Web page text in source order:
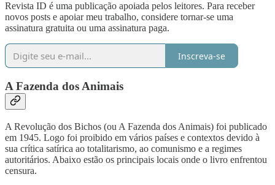
Revista ID é uma publicação apoiada pelos leitores. Para receber
novos posts e apoiar meu trabalho, considere tornar-se uma
assinatura gratuita ou uma assinatura paga.
Inscreva-se
A Fazenda dos Animais
A Revolução dos Bichos (ou A Fazenda dos Animais) foi publicado
em 1945. Logo foi proibido em vários países e contextos devido à
sua crítica satírica ao totalitarismo, ao comunismo e a regimes
autoritários. Abaixo estão os principais locais onde o livro enfrentou
censura.